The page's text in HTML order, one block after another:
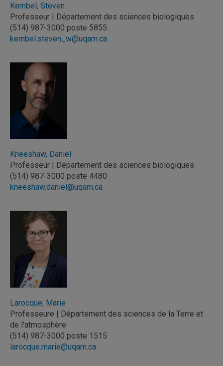
Kembel, Steven
Professeur | Département des sciences biologiques
(514) 987-3000 poste 5855
kembel.steven_w@uqam.ca
Kneeshaw, Daniel
Professeur | Département des sciences biologiques
(514) 987-3000 poste 4480
kneeshaw.daniel@uqam.ca
Larocque, Marie
Professeure | Département des sciences de la Terre et
de l'atmosphère
(514) 987-3000 poste 1515
larocque.marie@uqam.ca